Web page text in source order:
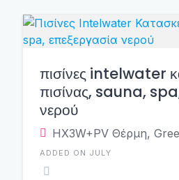
πισίνες intelwater
πισίνας, sauna,
νερού
HX3W+PV Θέρμη,
ADDED ON JULY